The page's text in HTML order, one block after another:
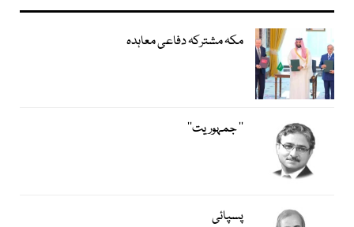
مکہ مشترکہ دفاعی معاہدہ
’’ جمہوریت‘‘
پسپائی